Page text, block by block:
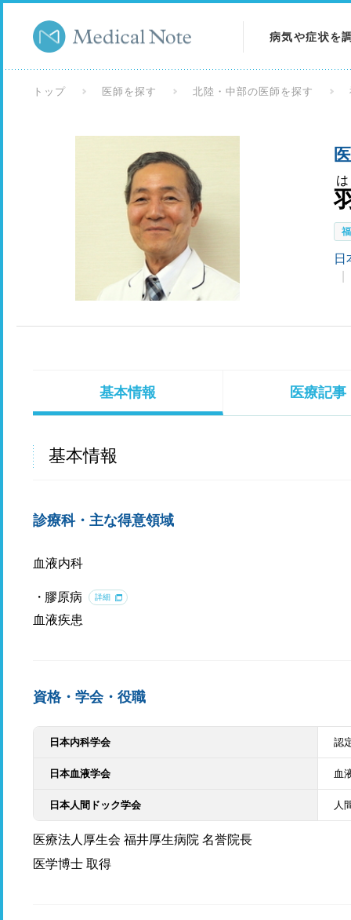
病気や症状を
検査を調べる
トップ 医師を探す 北陸・中部の医師を探す
日
基本情報 医療記事
基本情報
診療科・主な得意領域
血液内科
膠原病 詳細
血液疾患
資格・学会・役職
日本内科学会 認
日本血液学会 血
日本人間ドック学会 人
医療法人厚生会 福井厚生病院 名誉院長
医学博士 取得